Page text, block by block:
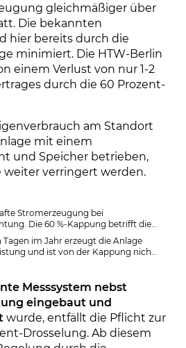
gleichmäßiger über
Die bekannten
hier bereits durch die
minimiert. Die HTW-Berlin
einem Verlust von nur 1-2
durch die 60 Prozent-
am Standort
mit einem
und Speicher betrieben,
weiter verringert werden.
Stromerzeugung bei
Die 60 %-Kappung betrifft die
Tagen im Jahr erzeugt die Anlage
und ist von der Kappung nicht
Messsystem nebst
eingebaut und
wurde, entfällt die Pflicht zur
Drosselung. Ab diesem